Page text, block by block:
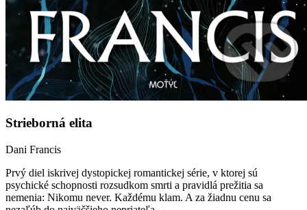
Strieborná elita
Dani Francis
Prvý diel iskrivej dystopickej romantickej série, v ktorej sú
psychické schopnosti rozsudkom smrti a pravidlá prežitia sa
nemenia: Nikomu never. Každému klam. A za žiadnu cenu sa